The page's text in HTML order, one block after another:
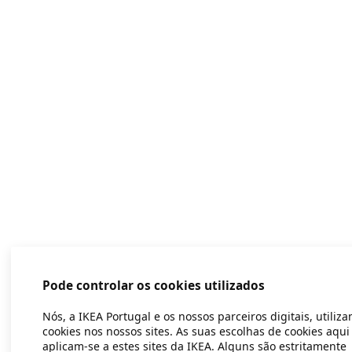
Pode controlar os cookies utilizados
Nós, a IKEA Portugal e os nossos parceiros digitais,
cookies nos nossos sites. As suas escolhas de cookies aqui
aplicam-se a estes sites da IKEA. Alguns são estritamente